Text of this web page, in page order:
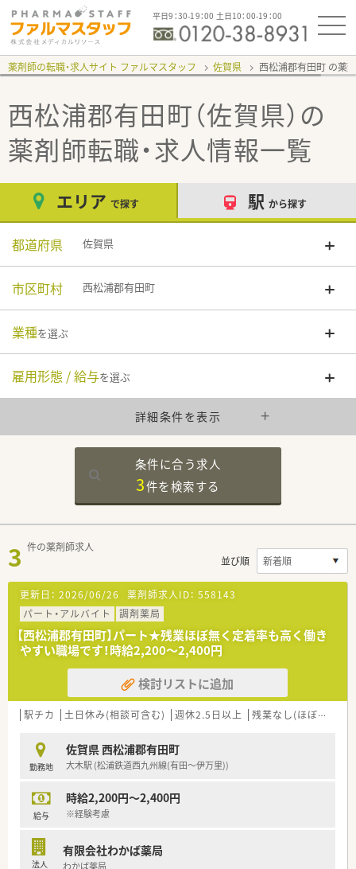
平日9：30-19：00 土日10：00-19：00
薬剤師の転職・求人サイト ファルマスタッフ 佐賀県 西松浦郡有田町
西松浦郡有田町（佐賀県） の
薬剤師転職・求人情報一覧
エリア で探す 駅 から探す
都道府県 佐賀県
市区町村 西松浦郡有田町
業種を選ぶ
雇用形態 / 給与を選ぶ
詳細条件を表示
条件に合う求人
3件を検索する
3 件の薬剤師求人
並び順
更新日： 2026/06/26 薬剤師求人ID： 558143
パート・アルバイト
調剤薬局
【西松浦郡有田町】パート★残業ほぼ無く定着率も高く働き
やすい職場です！時給2,200～2,400円
検討リストに追加
駅チカ 土日休み(相談可含む) 週休2.5日以上 残業なし(ほぼなし含む)
勤務地
佐賀県 西松浦郡有田町
大木駅 (松浦鉄道西九州線(有田～伊万里))
給与
時給2,200円～2,400円
※経験考慮
法人
有限会社わかば薬局